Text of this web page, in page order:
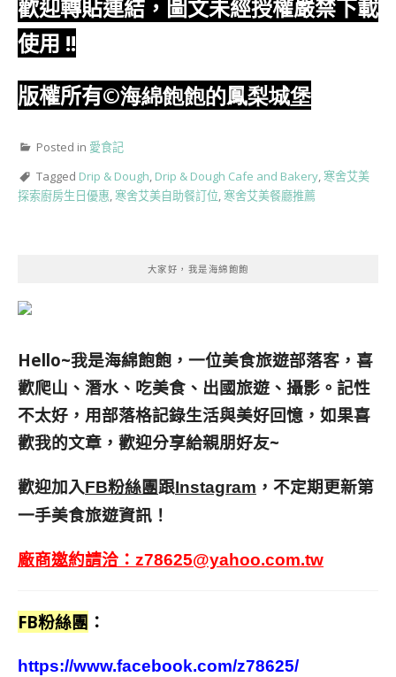
歡迎轉貼連結，圖文未經授權嚴禁下載
使用 !!
版權所有©海綿飽飽的鳳梨城堡
Posted in 愛食記
Tagged Drip & Dough Drip & Dough Cafe and Bakery 寒舍艾美
探索廚房生日優惠 寒舍艾美自助餐訂位 寒舍艾美餐廳推薦
大家好，我是海綿飽飽
Hello~我是海綿飽飽，一位美食旅遊部落客， 喜
歡爬山、潛水、吃美食、出國旅遊、攝影。 記性
不太好，用部落格記錄生活與美好回憶， 如果喜
歡我的文章，歡迎分享給親朋好友~
歡迎加入FB粉絲團跟Instagram ，不定期更新第
一手美食旅遊資訊！
廠商邀約請洽： z78625@yahoo.com.tw
FB粉絲團 ：
https://www.facebook.com/z78625/